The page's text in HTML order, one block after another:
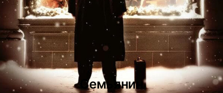
Семьянин